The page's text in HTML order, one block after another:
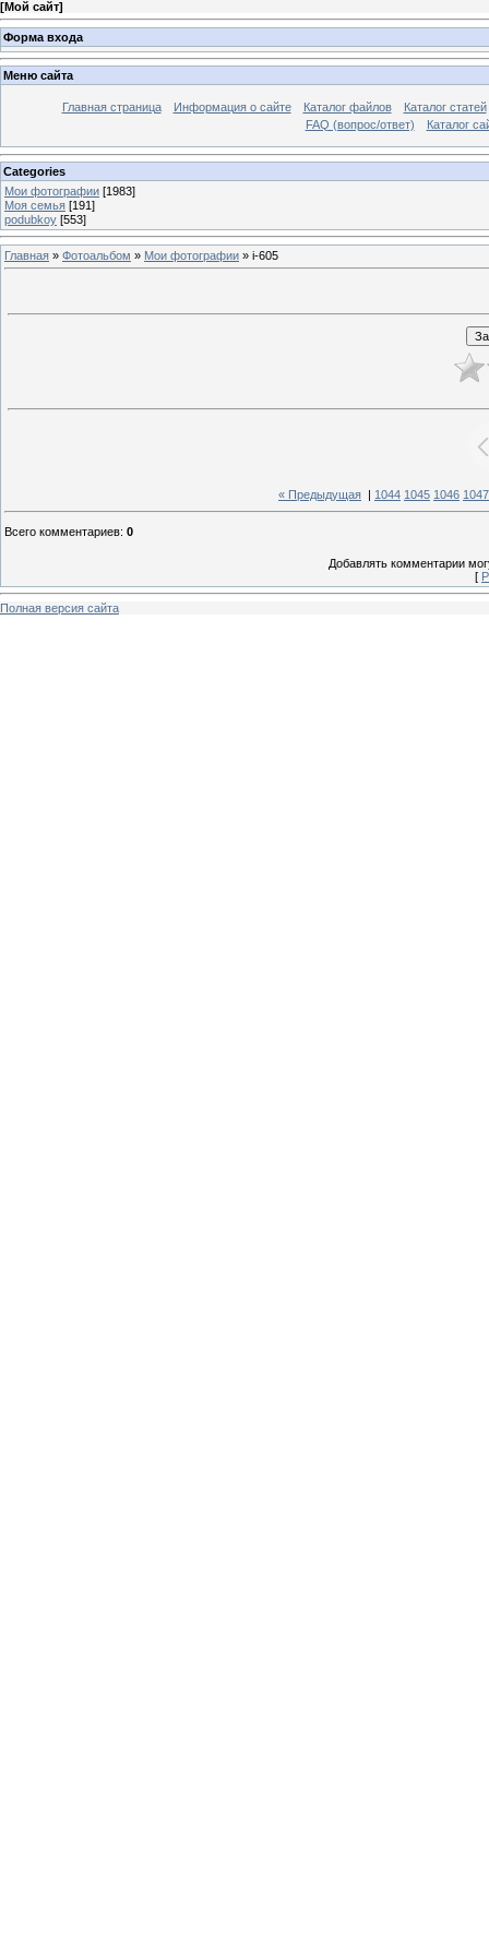
[Мой сайт]
Форма входа
Меню сайта
Главная страница Информация о сайте Каталог файлов
Каталог статей
FAQ (вопрос/ответ)
Каталог
Categories
Мои фотографии [1983]
Моя семья [191]
podubkoy [553]
Главная » Фотоальбом » Мои фотографии » i-605
« Предыдущая 1044 1045 1046 1047
Всего комментариев: 0
Добавлять комментарии
[
Полная версия сайта